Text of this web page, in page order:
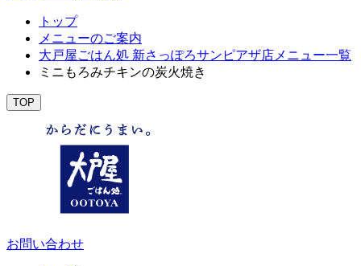
トップ
メニューのご案内
大戸屋ごはん処 新さっぽろサンピアザ店メニュー一覧
ミニもろみチキンの炭火焼き
TOP
お問い合わせ